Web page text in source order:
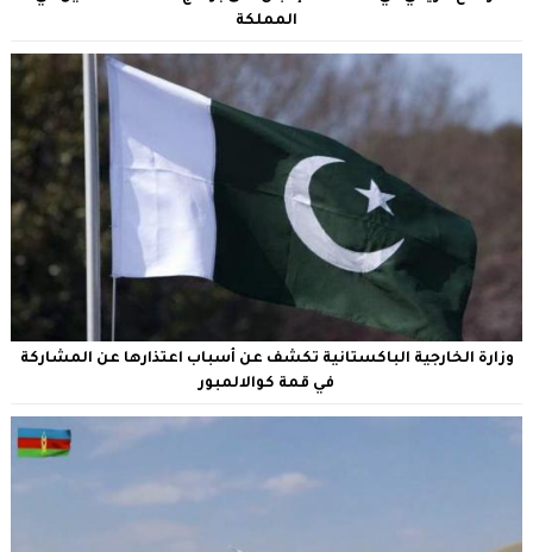
المملكة
وزارة الخارجية الباكستانية تكشف عن أسباب اعتذارها عن المشاركة
في قمة كوالالمبور